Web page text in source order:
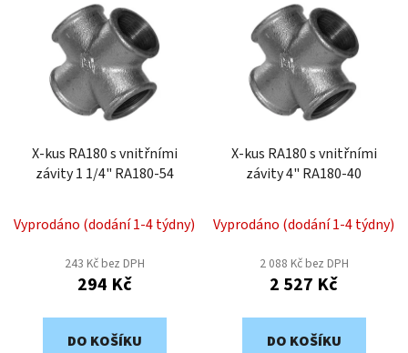
k
X-kus RA180 s vnitřními
závity 1 1/4" RA180-54
Vyprodáno (dodání 1-4 týdny)
243 Kč bez DPH
294 Kč
DO KOŠÍKU
X-kus RA180 s vnitřními
závity 4" RA180-40
Vyprodáno (dodání 1-4 týdny)
2 088 Kč bez DPH
2 527 Kč
DO KOŠÍKU